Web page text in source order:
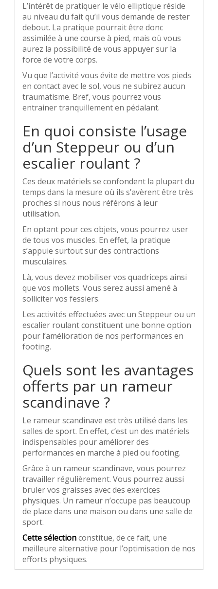
L’intérêt de pratiquer le vélo elliptique réside
au niveau du fait qu’il vous demande de rester
debout. La pratique pourrait être donc
assimilée à une course à pied, mais où vous
aurez la possibilité de vous appuyer sur la
force de votre corps.
Vu que l’activité vous évite de mettre vos pieds
en contact avec le sol, vous ne subirez aucun
traumatisme. Bref, vous pourrez vous
entrainer tranquillement en pédalant.
En quoi consiste l’usage
d’un Steppeur ou d’un
escalier roulant ?
Ces deux matériels se confondent la plupart du
temps dans la mesure où ils s’avèrent être très
proches si nous nous référons à leur
utilisation.
En optant pour ces objets, vous pourrez user
de tous vos muscles. En effet, la pratique
s’appuie surtout sur des contractions
musculaires.
Là, vous devez mobiliser vos quadriceps ainsi
que vos mollets. Vous serez aussi amené à
solliciter vos fessiers.
Les activités effectuées avec un Steppeur ou un
escalier roulant constituent une bonne option
pour l’amélioration de nos performances en
footing.
Quels sont les avantages
offerts par un rameur
scandinave ?
Le rameur scandinave est très utilisé dans les
salles de sport. En effet, c’est un des matériels
indispensables pour améliorer des
performances en marche à pied ou footing.
Grâce à un rameur scandinave, vous pourrez
travailler régulièrement. Vous pourrez aussi
bruler vos graisses avec des exercices
physiques. Un rameur n’occupe pas beaucoup
de place dans une maison ou dans une salle de
sport.
Cette sélectionconstitue, de ce fait, une
meilleure alternative pour l’optimisation de nos
efforts physiques.